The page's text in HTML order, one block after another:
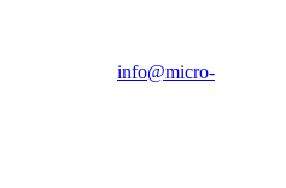
info@micro-